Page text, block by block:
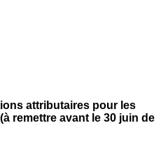
attributaires pour les
(à remettre avant le 30 juin de